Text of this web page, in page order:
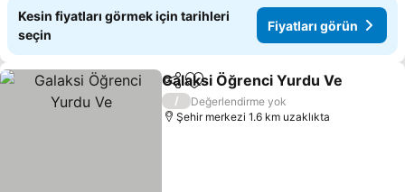
Kesin fiyatları görmek için tarihleri
seçin
Fiyatları görün
PaylaşFavorilerime ekle
Galaksi Öğrenci Yurdu Ve
/
Değerlendirme yok
Şehir merkezi 1.6 km uzaklıkta